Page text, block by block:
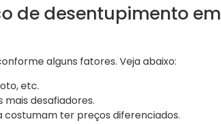
de desentupimento em
alguns fatores. Veja abaixo:
etc.
desafiadores.
ter preços diferenciados.